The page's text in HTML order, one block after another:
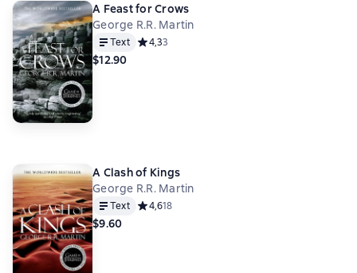
A Feast for Crows
George R.R. Martin
Text Средний рейтинг 4,3 на основе 3 оценок
4,33
$12.90
A Clash of Kings
George R.R. Martin
Text Средний рейтинг 4,6 на основе 18 оценок
4,618
$9.60